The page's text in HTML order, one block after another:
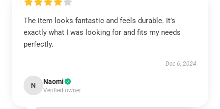
The item looks fantastic and feels durable. It’s
exactly what I was looking for and fits my needs
perfectly.
Dec 6, 2024
N Naomi
Verified owner